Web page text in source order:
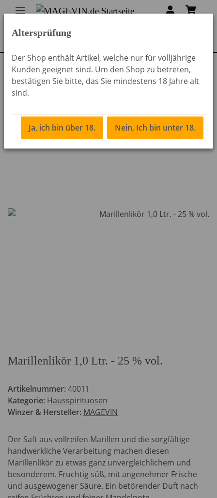
Zurück zur Liste Hausspirituosen
Marillenlikör 1,0 Ltr. - 25 % vol.
Artikelnummer:40011
Kategorie: Hausspirituosen
Winzer & Hersteller: MAGEVIN
Der Saft aus vollreifen Marillen und die sorgfältige
handwerkliche Verarbeitung machen diesen
Marillenlikör zu etwas ganz unvergleichlichem und
besonderem. Fruchtig süß, mit angenehmer Frische
und ausgewogener Säure. Ein betörender Duft nach
Altersprüfung
Der Shop enthält Artikel, welche nur für volljährige
Kunden geeignet sind. Um den Shop zu betreten,
bestätigen Sie bitte, das Sie mindestens 18 Jahre alt
sind.
Ja, ich bin über 18. Nein, Ich bin unter 18.